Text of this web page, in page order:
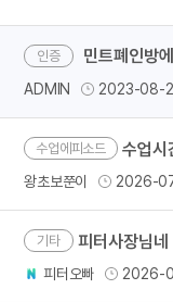
민트폐인방
ADMIN 2023-08-
수업에피소드 수업시
왕초보쭌이 2026-
기타 피터사장님네 조별과
피터오빠 2026-